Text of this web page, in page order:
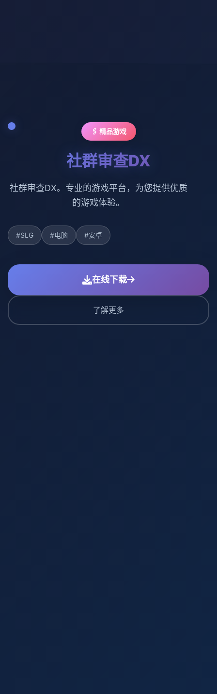
🖇️ 精品游戏
社群审查DX
社群审查DX。专业的游戏平台，为您提供优质
的游戏体验。
#SLG #电脑 #安卓
在线下载
了解更多